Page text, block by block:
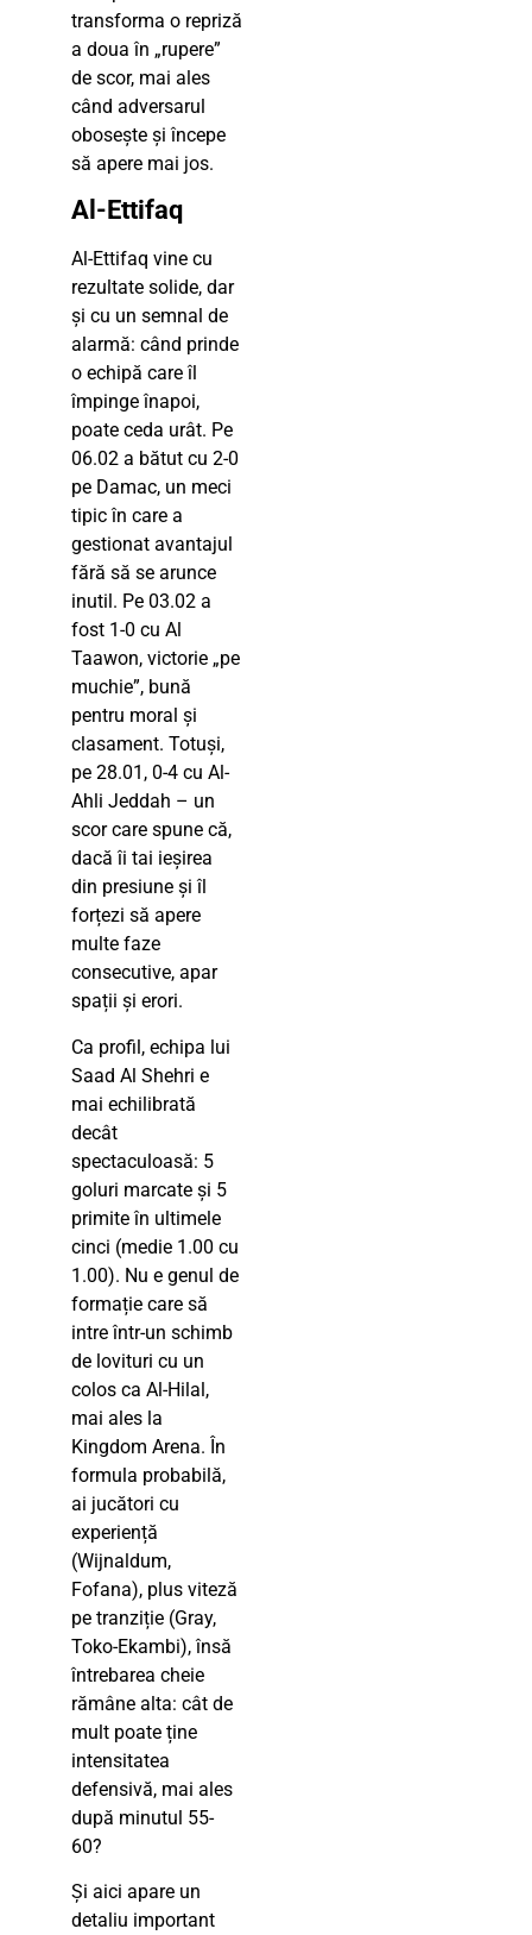
transforma o repriză
a doua în „rupere”
de scor, mai ales
când adversarul
obosește și începe
să apere mai jos.
Al-Ettifaq
Al-Ettifaq vine cu
rezultate solide, dar
și cu un semnal de
alarmă: când prinde
o echipă care îl
împinge înapoi,
poate ceda urât. Pe
06.02 a bătut cu 2-0
pe Damac, un meci
tipic în care a
gestionat avantajul
fără să se arunce
inutil. Pe 03.02 a
fost 1-0 cu Al
Taawon, victorie „pe
muchie”, bună
pentru moral și
clasament. Totuși,
pe 28.01, 0-4 cu Al-
Ahli Jeddah – un
scor care spune că,
dacă îi tai ieșirea
din presiune și îl
forțezi să apere
multe faze
consecutive, apar
spații și erori.
Ca profil, echipa lui
Saad Al Shehri e
mai echilibrată
decât
spectaculoasă: 5
goluri marcate și 5
primite în ultimele
cinci (medie 1.00 cu
1.00). Nu e genul de
formație care să
intre într-un schimb
de lovituri cu un
colos ca Al-Hilal,
mai ales la
Kingdom Arena. În
formula probabilă,
ai jucători cu
experiență
(Wijnaldum,
Fofana), plus viteză
pe tranziție (Gray,
Toko-Ekambi), însă
întrebarea cheie
rămâne alta: cât de
mult poate ține
intensitatea
defensivă, mai ales
după minutul 55-
60?
Și aici apare un
detaliu important